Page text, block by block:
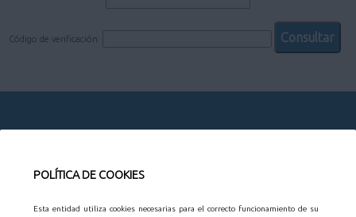
POLÍTICA DE COOKIES
Esta entidad utiliza cookies necesarias para el correcto funcionamiento de su
Código de verificación: